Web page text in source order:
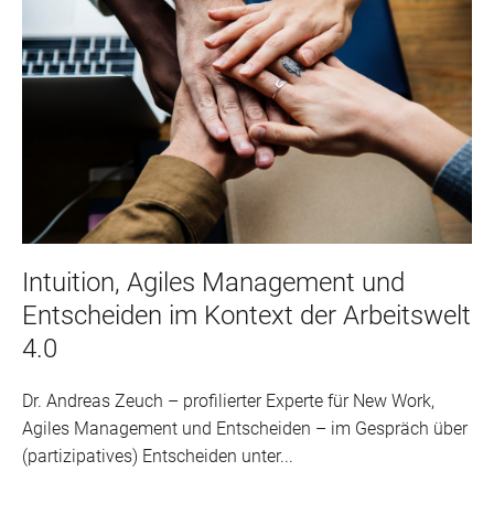
Intuition, Agiles Management und
Entscheiden im Kontext der Arbeitswelt
4.0
Dr. Andreas Zeuch – profilierter Experte für New Work,
Agiles Management und Entscheiden – im Gespräch über
(partizipatives) Entscheiden unter...